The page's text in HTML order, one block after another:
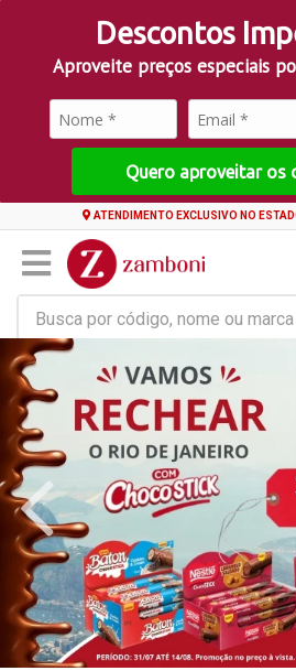
Descontos
Aproveite preços especiais
Quero aproveitar os
ATENDIMENTO EXCLUSIVO NO